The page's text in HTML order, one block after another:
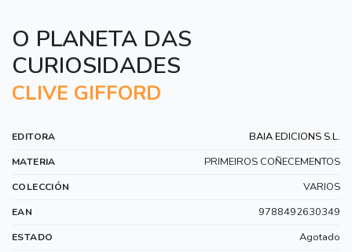
O PLANETA DAS
CURIOSIDADES
CLIVE GIFFORD
EDITORA BAIA EDICIONS S.L.
MATERIA PRIMEIROS COÑECEMENTOS
COLECCIÓN VARIOS
EAN 9788492630349
ESTADO Agotado